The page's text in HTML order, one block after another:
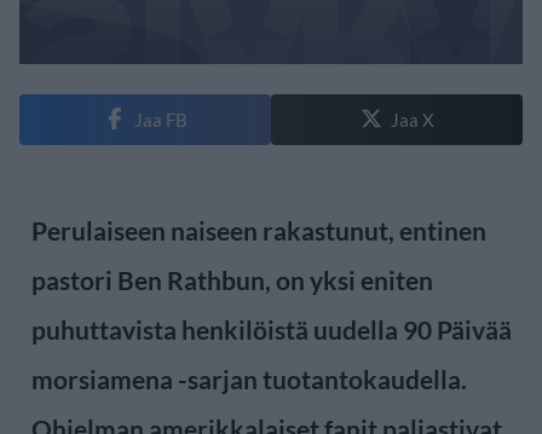
Jaa FB Jaa X
Perulaiseen naiseen rakastunut, entinen
pastori Ben Rathbun, on yksi eniten
puhuttavista henkilöistä uudella 90 Päivää
morsiamena -sarjan tuotantokaudella.